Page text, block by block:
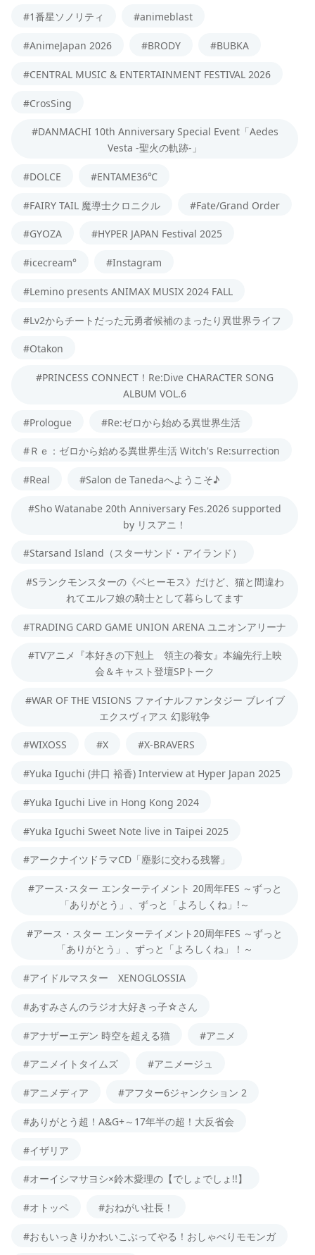
#1番星ソノリティ #animeblast
#AnimeJapan 2026 #BRODY #BUBKA
#CENTRAL MUSIC & ENTERTAINMENT FESTIVAL 2026
#CrosSing
#DANMACHI 10th Anniversary Special Event「Aedes
Vesta -聖火の軌跡-」
#DOLCE #ENTAME36℃
#FAIRY TAIL 魔導士クロニクル #Fate/Grand Order
#GYOZA #HYPER JAPAN Festival 2025
#icecream° #Instagram
#Lemino presents ANIMAX MUSIX 2024 FALL
#Lv2からチートだった元勇者候補のまったり異世界ライフ
#Otakon
#PRINCESS CONNECT！Re:Dive CHARACTER SONG
ALBUM VOL.6
#Prologue #Re:ゼロから始める異世界生活
#Ｒｅ：ゼロから始める異世界生活 Witch's Re:surrection
#Real #Salon de Tanedaへようこそ♪
#Sho Watanabe 20th Anniversary Fes.2026 supported
by リスアニ！
#Starsand Island（スターサンド・アイランド）
#Sランクモンスターの《ベヒーモス》だけど、猫と間違わ
れてエルフ娘の騎士として暮らしてます
#TRADING CARD GAME UNION ARENA ユニオンアリーナ
#TVアニメ『本好きの下剋上 領主の養女』本編先行上映
会＆キャスト登壇SPトーク
#WAR OF THE VISIONS ファイナルファンタジー ブレイブ
エクスヴィアス 幻影戦争
#WIXOSS #X #X-BRAVERS
#Yuka Iguchi (井口 裕香) Interview at Hyper Japan 2025
#Yuka Iguchi Live in Hong Kong 2024
#Yuka Iguchi Sweet Note live in Taipei 2025
#アークナイツドラマCD「塵影に交わる残響」
#アース･スター エンターテイメント 20周年FES ～ずっと
「ありがとう」、ずっと「よろしくね」!～
#アース・スター エンターテイメント20周年FES ～ずっと
「ありがとう」、ずっと「よろしくね」！～
#アイドルマスター XENOGLOSSIA
#あすみさんのラジオ大好きっ子☆さん
#アナザーエデン 時空を超える猫 #アニメ
#アニメイトタイムズ #アニメージュ
#アニメディア #アフター6ジャンクション 2
#ありがとう超！A&G+～17年半の超！大反省会
#イザリア
#オーイシマサヨシ×鈴木愛理の【でしょでしょ!!】
#オトッペ #おねがい社長！
#おもいっきりかわいこぶってやる！おしゃべりモモンガ